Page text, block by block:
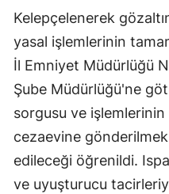
Kelepçelenerek
yasal işlemlerinin
İl Emniyet Müdürlüğü
Şube Müdürlüğü'ne
sorgusu ve işlemlerinin
cezaevine
edileceği öğrenildi.
ve uyuşturucu